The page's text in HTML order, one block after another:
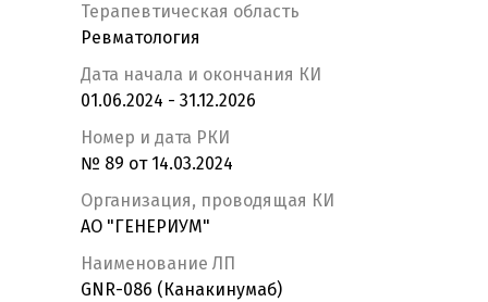
Терапевтическая область
Ревматология
Дата начала и окончания КИ
01.06.2024 - 31.12.2026
Номер и дата РКИ
№ 89 от 14.03.2024
Организация, проводящая КИ
АО "ГЕНЕРИУМ"
Наименование ЛП
GNR-086 (Канакинумаб)